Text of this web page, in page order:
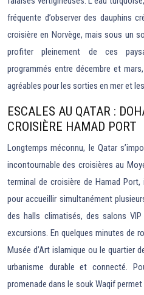
fréquente d’observer des dauphins
croisière en Norvège, mais sous un
profiter pleinement de ces
programmés entre décembre et
agréables pour les sorties en mer et
ESCALES AU QATAR :
CROISIÈRE HAMAD PORT
Longtemps méconnu, le Qatar
incontournable des croisières au
terminal de croisière de Hamad
pour accueillir simultanément
des halls climatisés, des salons
excursions. En quelques minutes de
Musée d’Art islamique ou le quartier
urbanisme durable et connecté.
promenade dans le souk Waqif permet